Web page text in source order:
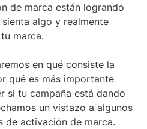
de marca están logrando
algo y realmente
marca.
en qué consiste la
qué es más importante
si tu campaña está dando
un vistazo a algunos
de activación de marca.